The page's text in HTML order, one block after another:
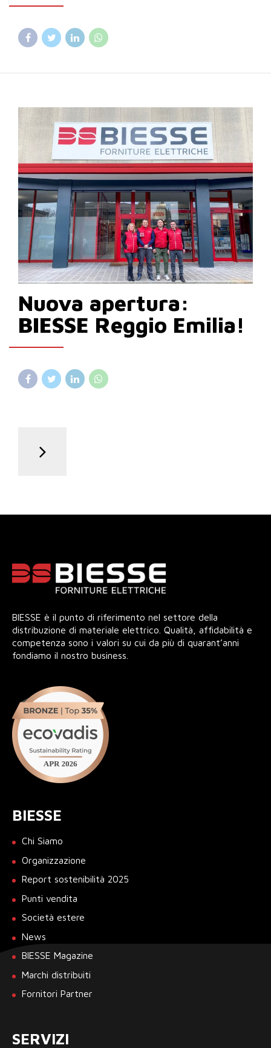
Nuova apertura:
BIESSE Reggio Emilia!
BIESSE è il punto di riferimento nel settore della
distribuzione di materiale elettrico. Qualità, affidabilità e
competenza sono i valori su cui da più di quarant’anni
fondiamo il nostro business.
BIESSE
Chi Siamo
Organizzazione
Report sostenibilità 2025
Punti vendita
Società estere
News
BIESSE Magazine
Marchi distribuiti
Fornitori Partner
SERVIZI